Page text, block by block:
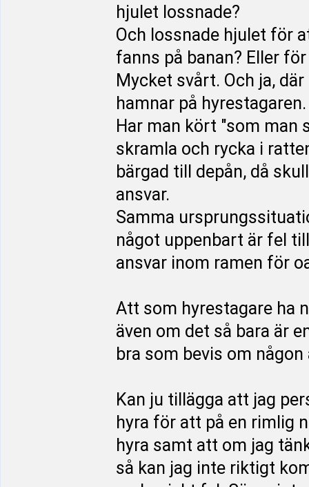
hjulet lossnade?
Och lossnade hjulet för
fanns på banan? Eller
Mycket svårt. Och ja,
hamnar på hyrestagaren.
Har man kört "som man
skramla och rycka i
bärgad till depån, då
ansvar.
Samma
något uppenbart är fel
ansvar inom ramen för
Att som hyrestagare ha
även om det så bara är
bra som bevis om
Kan ju tillägga att jag
hyra för att på en rimlig
hyra samt att om jag
så kan jag inte riktigt